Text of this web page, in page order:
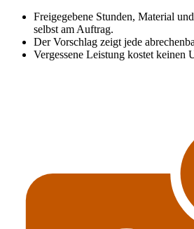
Freigegebene Stunden, Material
selbst am Auftrag.
Der Vorschlag zeigt jede
Vergessene Leistung kostet keinen